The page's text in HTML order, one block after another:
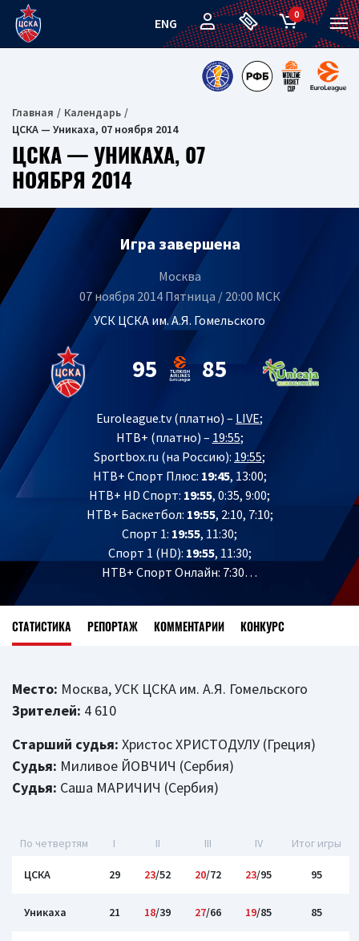
ENG
0
Главная
Календарь
ЦСКА — Уникаха, 07 ноября 2014
ЦСКА — УНИКАХА, 07
НОЯБРЯ 2014
Игра завершена
Москва
07 ноября 2014 Пятница / 20:00 МСК
УСК ЦСКА им. А.Я. Гомельского
95 85
Euroleague.tv (платно) – LIVE;
НТВ+ (платно) – 19:55;
Sportbox.ru (на Россию): 19:55;
НТВ+ Спорт Плюс: 19:45, 13:00;
НТВ+ HD Спорт: 19:55, 0:35, 9:00;
НТВ+ Баскетбол: 19:55, 2:10, 7:10;
Спорт 1: 19:55, 11:30;
Спорт 1 (HD): 19:55, 11:30;
НТВ+ Спорт Онлайн: 7:30…
СТАТИСТИКА РЕПОРТАЖ КОММЕНТАРИИ КОНКУРС
Место: Москва, УСК ЦСКА им. А.Я. Гомельского
Зрителей: 4 610
Старший судья: Христос ХРИСТОДУЛУ (Греция)
Судья: Миливое ЙОВЧИЧ (Сербия)
Судья: Саша МАРИЧИЧ (Сербия)
По четвертям I II III IV Итог игры
ЦСКА 29 23/52 20/72 23/95 95
Уникаха 21 18/39 27/66 19/85 85